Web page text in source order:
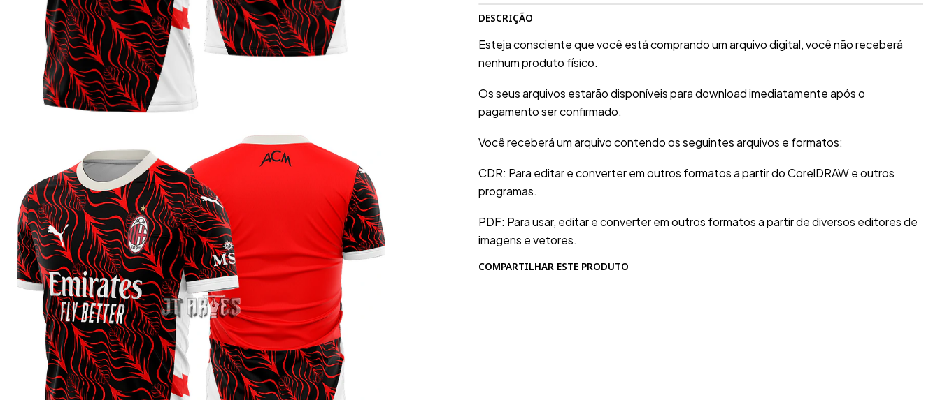
DESCRIÇÃO
Esteja consciente que você está comprando um arquivo digital, você não receberá
nenhum produto físico.
Os seus arquivos estarão disponíveis para download imediatamente após o
pagamento ser confirmado.
Você receberá um arquivo contendo os seguintes arquivos e formatos:
CDR: Para editar e converter em outros formatos a partir do CorelDRAW e outros
programas.
PDF: Para usar, editar e converter em outros formatos a partir de diversos editores de
imagens e vetores.
COMPARTILHAR ESTE PRODUTO